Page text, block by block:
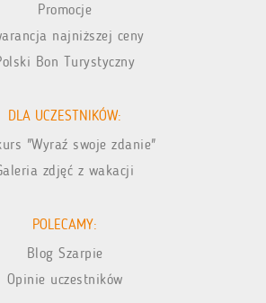
Promocje
najniższej ceny
Bon Turystyczny
DLA UCZESTNIKÓW:
"Wyraź swoje zdanie"
zdjęć z wakacji
POLECAMY:
Blog Szarpie
Opinie uczestników